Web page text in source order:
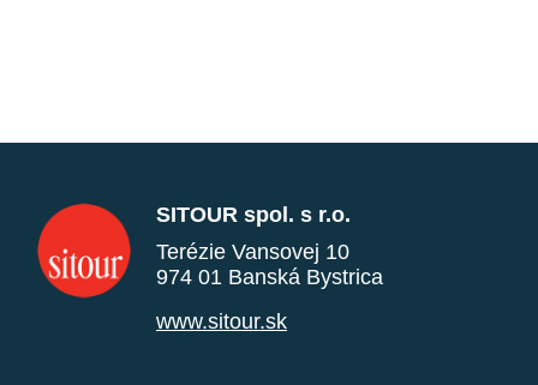
SITOUR spol. s r.o.
Terézie Vansovej 10
974 01 Banská Bystrica
www.sitour.sk